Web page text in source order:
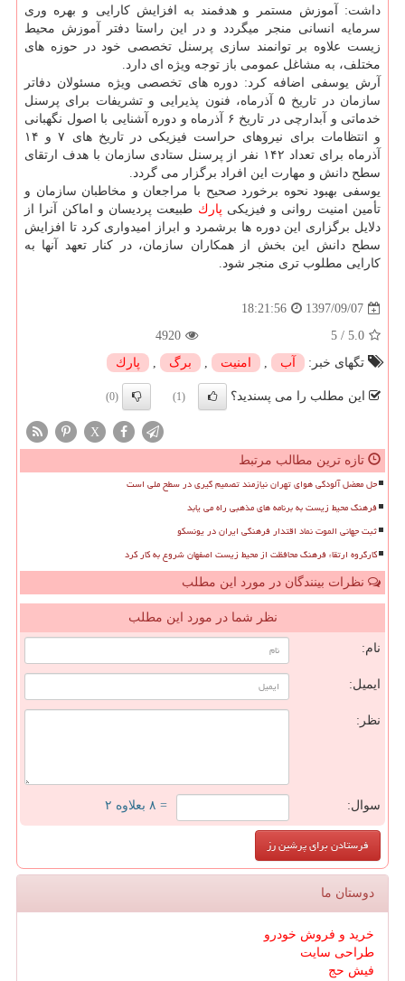
داشت: آموزش مستمر و هدفمند به افزایش كارایی و بهره وری
سرمایه انسانی منجر میگردد و در این راستا دفتر آموزش محیط
زیست علاوه بر توانمند سازی پرسنل تخصصی خود در حوزه های
مختلف، به مشاغل عمومی باز توجه ویژه ای دارد.
آرش یوسفی اضافه كرد: دوره های تخصصی ویژه مسئولان دفاتر
سازمان در تاریخ ۵ آذرماه، فنون پذیرایی و تشریفات برای پرسنل
خدماتی و آبدارچی در تاریخ ۶ آذرماه و دوره آشنایی با اصول نگهبانی
و انتظامات برای نیروهای حراست فیزیكی در تاریخ های ۷ و ۱۴
آذرماه برای تعداد ۱۴۲ نفر از پرسنل ستادی سازمان با هدف ارتقای
سطح دانش و مهارت این افراد برگزار می گردد.
یوسفی بهبود نحوه برخورد صحیح با مراجعان و مخاطبان سازمان و
تأمین امنیت روانی و فیزیكی پارك طبیعت پردیسان و اماكن آنرا از
دلایل برگزاری این دوره ها برشمرد و ابراز امیدواری كرد تا افزایش
سطح دانش این بخش از همكاران سازمان، در كنار تعهد آنها به
كارایی مطلوب تری منجر شود.
1397/09/07
18:21:56
5.0
/
5
4920
تگهای خبر:
آب , امنیت , برگ , پارك
این مطلب را می پسندید؟ (1)
(0)
X
تازه ترین مطالب مرتبط
حل معضل آلودگی هوای تهران نیازمند تصمیم گیری در سطح ملی است
فرهنگ محیط زیست به برنامه های مذهبی راه می یابد
ثبت جهانی الموت نماد اقتدار فرهنگی ایران در یونسکو
کارگروه ارتقاء فرهنگ محافظت از محیط زیست اصفهان شروع به کار کرد
نظرات بینندگان در مورد این مطلب
نظر شما در مورد این مطلب
نام:
ایمیل:
نظر:
سوال: = ۸ بعلاوه ۲
دوستان ما
خرید و فروش خودرو
طراحی سایت
فیش حج